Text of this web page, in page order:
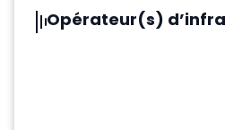
Opérateur(s)